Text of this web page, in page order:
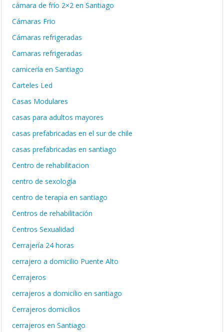
cámara de frío 2×2 en Santiago
Cámaras Frio
Cámaras refrigeradas
Camaras refrigeradas
carnicería en Santiago
Carteles Led
Casas Modulares
casas para adultos mayores
casas prefabricadas en el sur de chile
casas prefabricadas en santiago
Centro de rehabilitacion
centro de sexología
centro de terapia en santiago
Centros de rehabilitación
Centros Sexualidad
Cerrajería 24 horas
cerrajero a domicilio Puente Alto
Cerrajeros
cerrajeros a domicilio en santiago
Cerrajeros domicilios
cerrajeros en Santiago